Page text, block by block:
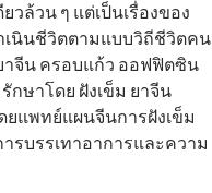
วล้วน ๆ แต่เป็นเรื่องของ
นินชีวิตตามแบบวิถีชีวิตคน
จีน ครอบแก้ว ออฟฟิตซิน
กษาโดย ฝังเข็ม ยาจีน
ยแพทย์แผนจีนการฝังเข็ม
รบรรเทาอาการและความ